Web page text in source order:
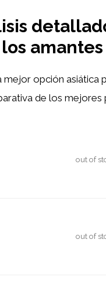
mejor opción asiática
de los mejores
out of
out of